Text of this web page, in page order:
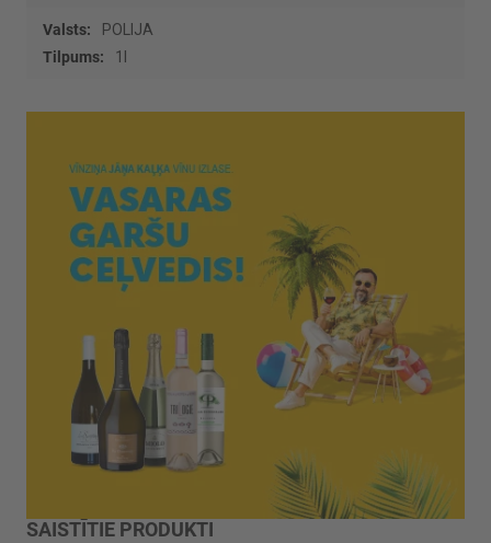
Vairāk
informācijas
POLIJA
1l
SAISTĪTIE PRODUKTI